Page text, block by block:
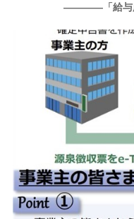
――――「給与